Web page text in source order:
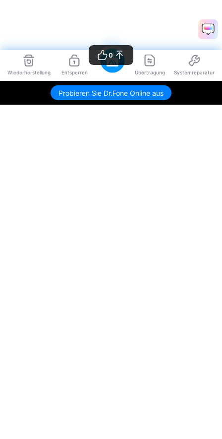
Wiederherstellung Entsperren Übertragung Systemreparatur
Probieren Sie Dr.Fone Online aus
0